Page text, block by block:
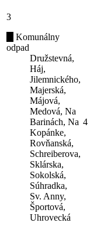
3
Komunálny
odpad
Družstevná,
Háj,
Jilemnického,
Majerská,
Májová,
Medová, Na
Barinách, Na
Kopánke,
Rovňanská,
Schreiberova,
Sklárska,
Sokolská,
Súhradka,
Sv. Anny,
Športová,
Uhrovecká
4